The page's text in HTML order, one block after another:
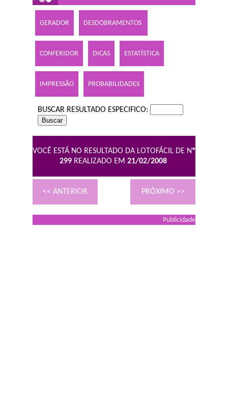
GERADOR DESDOBRAMENTOS
CONFERIDOR DICAS ESTATÍSTICA
IMPRESSÃO PROBABILIDADES
BUSCAR RESULTADO ESPECIFICO:
VOCÊ ESTÁ NO RESULTADO DA LOTOFÁCIL DE Nº
299 REALIZADO EM 21/02/2008
<< ANTERIOR PRÓXIMO >>
Publicidade